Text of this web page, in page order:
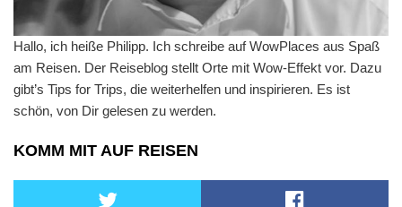
Hallo, ich heiße Philipp. Ich schreibe auf WowPlaces aus Spaß
am Reisen. Der Reiseblog stellt Orte mit Wow-Effekt vor. Dazu
gibt’s Tips for Trips, die weiterhelfen und inspirieren. Es ist
schön, von Dir gelesen zu werden.
KOMM MIT AUF REISEN